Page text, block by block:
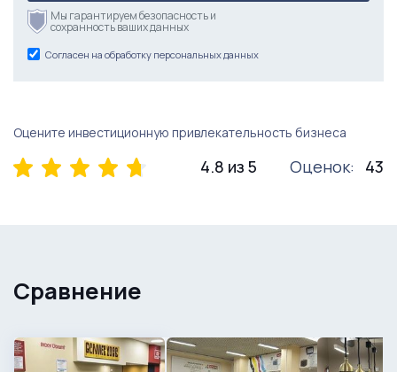
Мы гарантируем безопасность и
сохранность ваших данных
Согласен на обработку персональных данных
Оцените инвестиционную привлекательность бизнеса
4.8 из 5 Оценок: 43
Сравнение